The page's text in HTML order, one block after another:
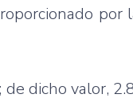
por
dicho valor,